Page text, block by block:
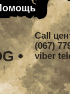
•
Call
(067)
viber